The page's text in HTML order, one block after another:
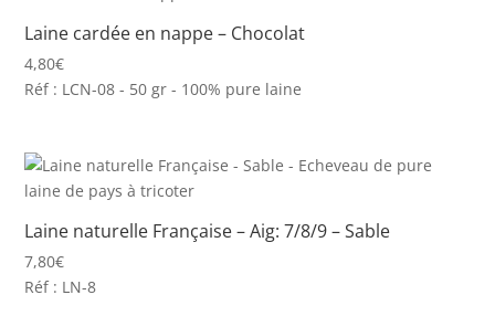
Laine cardée en nappe – Chocolat
4,80€
Réf : LCN-08 - 50 gr - 100% pure laine
Laine naturelle Française – Aig: 7/8/9 – Sable
7,80€
Réf : LN-8